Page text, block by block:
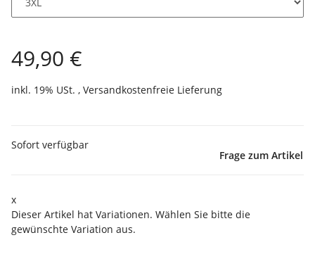
49,90 €
inkl. 19% USt. , Versandkostenfreie Lieferung
Sofort verfügbar
Frage zum Artikel
x
Dieser Artikel hat Variationen. Wählen Sie bitte die
gewünschte Variation aus.